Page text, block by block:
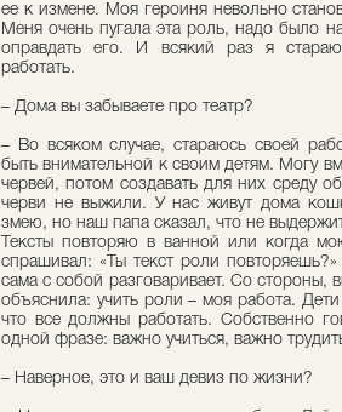
ее к измене. Моя героиня невольно
Меня очень пугала эта роль, надо было
оправдать его. И всякий раз я
работать.
– Дома вы забываете про театр?
– Во всяком случае, стараюсь своей
быть внимательной к своим детям. Могу
червей, потом создавать для них среду
черви не выжили. У нас живут дома
змею, но наш папа сказал, что не
Тексты повторяю в ванной или когда
спрашивал: «Ты текст роли
сама с собой разговаривает. Со стороны,
объяснила: учить роли – моя работа.
что все должны работать. Собственно
одной фразе: важно учиться, важно
– Наверное, это и ваш девиз по жизни?